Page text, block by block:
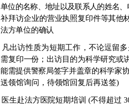
单位的名称、地址以及联系人的姓名、
补拜访企业的营业执照复印件等其他
法方单位的确认
凡出访性质为短期工作， 不论逗留
需复印一份；出访目的为科学研究或
能需提供警察局签字并盖章的科学家
送领馆询问，待领馆回复后再送签)
医生赴法方医院短期培训(不得超过